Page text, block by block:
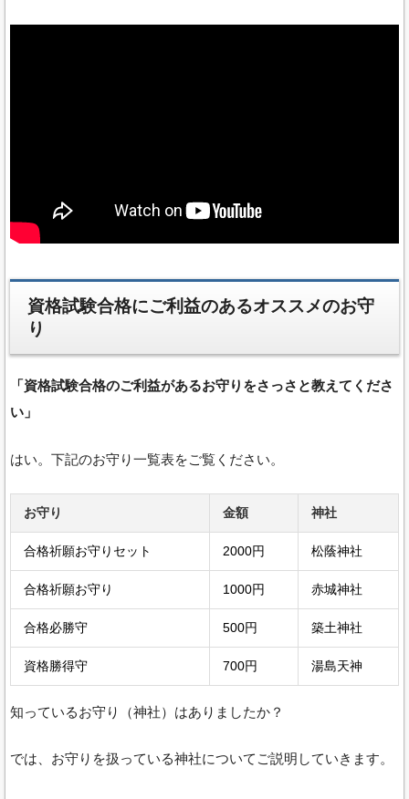
資格試験合格にご利益のあるオススメのお守
り
「資格試験合格のご利益があるお守りをさっさと教えてくださ
い」
はい。下記のお守り一覧表をご覧ください。
お守り 金額 神社
合格祈願お守りセット 2000円 松蔭神社
合格祈願お守り 1000円 赤城神社
合格必勝守 500円 築土神社
資格勝得守 700円 湯島天神
知っているお守り（神社）はありましたか？
では、お守りを扱っている神社についてご説明していきます。